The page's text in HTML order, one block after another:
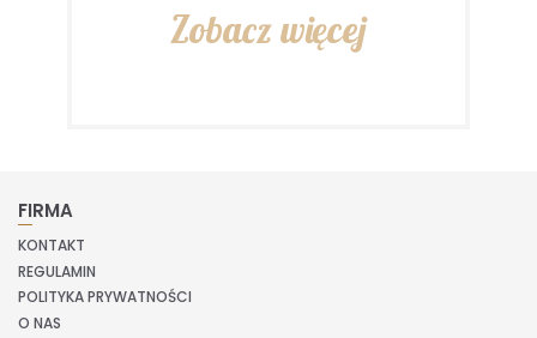
Zobacz więcej
FIRMA
KONTAKT
REGULAMIN
POLITYKA PRYWATNOŚCI
O NAS